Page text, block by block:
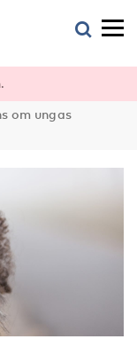
om ungas